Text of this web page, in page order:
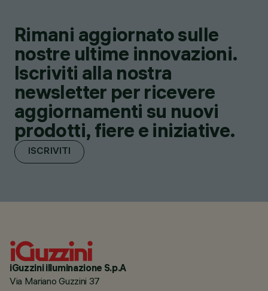
Rimani aggiornato sulle
nostre ultime innovazioni.
Iscriviti alla nostra
newsletter per ricevere
aggiornamenti su nuovi
prodotti, fiere e iniziative.
ISCRIVITI
iGuzzini illuminazione S.p.A
Via Mariano Guzzini 37